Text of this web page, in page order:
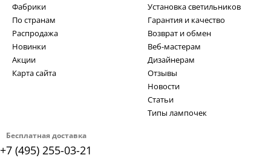
Бесплатная доставка
+7 (495) 255-03-21
Фабрики
По странам
Распродажа
Новинки
Акции
Карта сайта
Установка светильников
Гарантия и качество
Возврат и обмен
Веб-мастерам
Дизайнерам
Отзывы
Новости
Статьи
Типы лампочек